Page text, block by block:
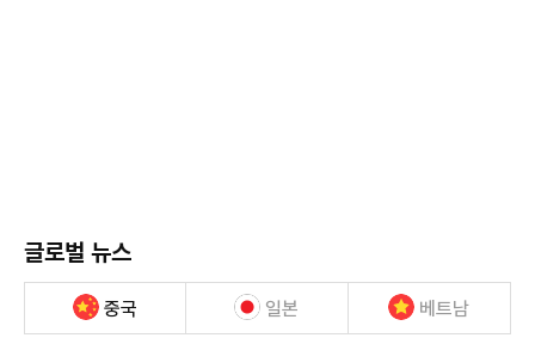
글로벌 뉴스
중국 일본 베트남